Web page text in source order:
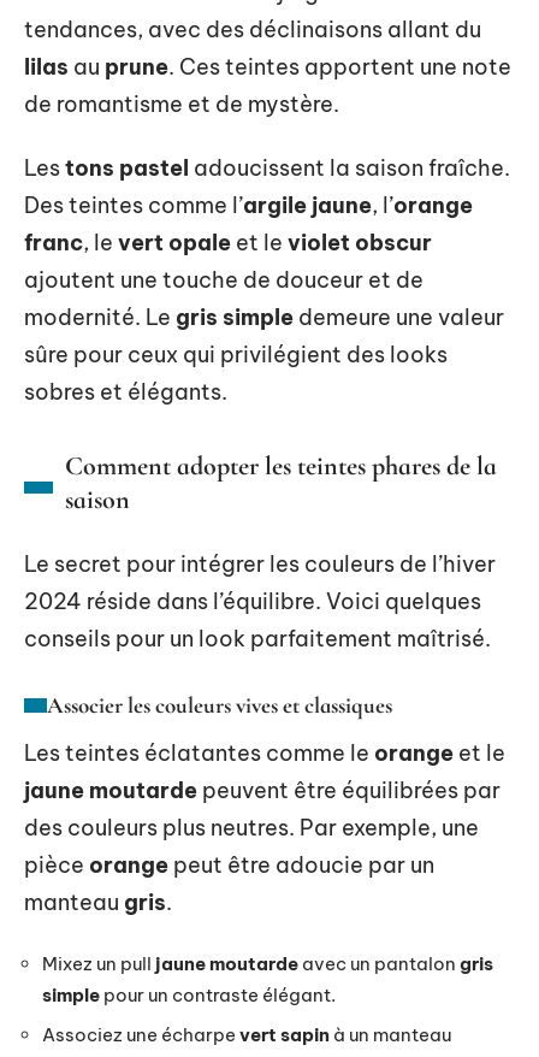
tendances, avec des déclinaisons allant du
lilas au prune. Ces teintes apportent une note
de romantisme et de mystère.
Lestons pastel adoucissent la saison fraîche.
Des teintes comme l’argile jaune, l’orange
franc, le vert opale et le violet obscur
ajoutent une touche de douceur et de
modernité. Le gris simple demeure une valeur
sûre pour ceux qui privilégient des looks
sobres et élégants.
Comment adopter les teintes phares de la
saison
Le secret pour intégrer les couleurs de l’hiver
2024 réside dans l’équilibre. Voici quelques
conseils pour un look parfaitement maîtrisé.
Associer les couleurs vives et classiques
Les teintes éclatantes comme le orange et le
jaune moutarde peuvent être équilibrées par
des couleurs plus neutres. Par exemple, une
pièce orange peut être adoucie par un
manteau gris.
Mixez un pull jaune moutarde avec un pantalon gris
simple pour un contraste élégant.
Associez une écharpe vert sapin à un manteau